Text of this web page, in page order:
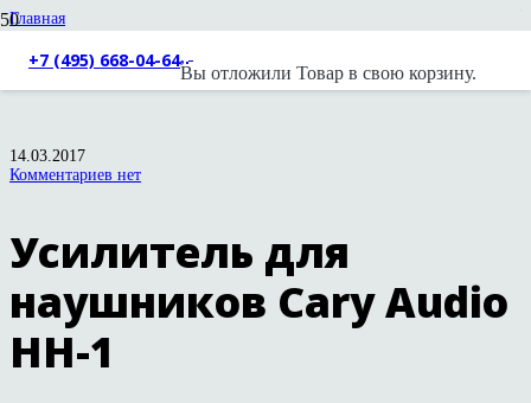
+7 (495) 668-04-64
Вы отложили Товар в свою корзину.
Главная
Cary Audio
Усилитель для наушников Cary Audio HH-1
14.03.2017
Комментариев нет
Усилитель для
наушников Cary Audio
HH-1